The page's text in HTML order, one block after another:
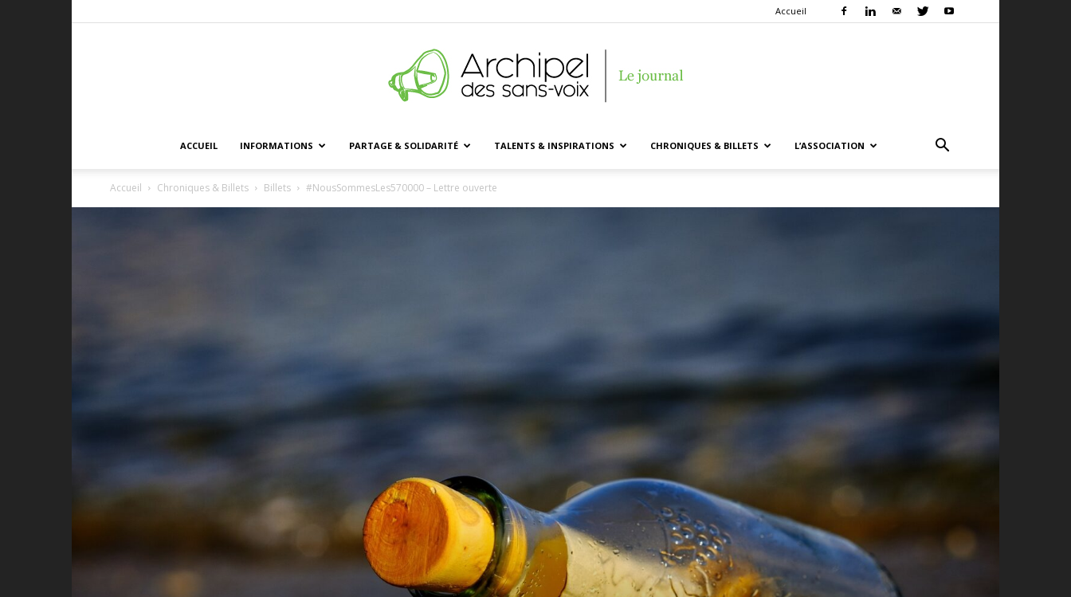
Accueil
ACCUEIL INFORMATIONS PARTAGE & SOLIDARITÉ TALENTS & INSPIRATIONS CHRONIQUES & BILLETS L’ASSOCIATION
Accueil Chroniques & Billets Billets #NousSommesLes570000 – Lettre ouverte